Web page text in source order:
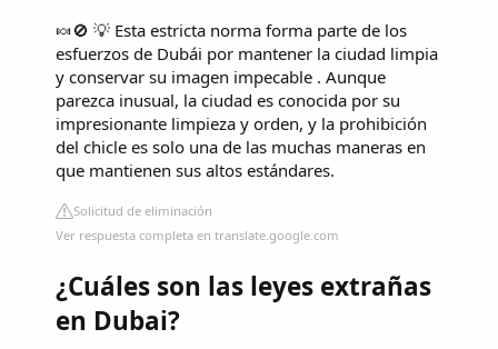
🍬🚫 💡 Esta estricta norma forma parte de los
esfuerzos de Dubái por mantener la ciudad limpia
y conservar su imagen impecable . Aunque
parezca inusual, la ciudad es conocida por su
impresionante limpieza y orden, y la prohibición
del chicle es solo una de las muchas maneras en
que mantienen sus altos estándares.
Solicitud de eliminación
Ver respuesta completa en translate.google.com
¿Cuáles son las leyes extrañas
en Dubai?